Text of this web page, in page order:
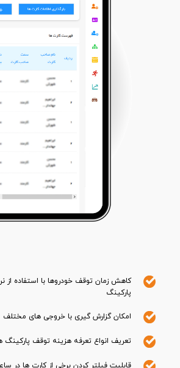
کاهش زمان توقف خودروها با استفاده از
پارکینگ
امکان گزارش گیری با خروجی های مختلف
تعریف انواع تعرفه هزینه توقف
قابلیت فیلتر کردن برخی از کارت ها در